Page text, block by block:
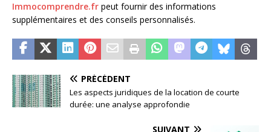
Immocomprendre.fr peut fournir des informations
supplémentaires et des conseils personnalisés.
PRÉCÉDENT
Les aspects juridiques de la location de courte
durée: une analyse approfondie
SUIVANT